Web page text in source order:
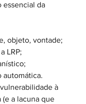
essencial da
objeto, vontade;
LRP;
automática.
à
(e a lacuna que